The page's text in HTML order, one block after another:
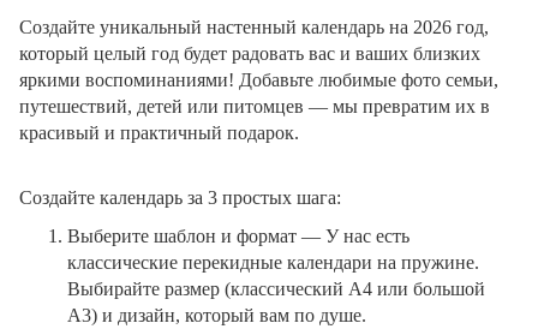
Создайте уникальный настенный календарь на 2026 год,
который целый год будет радовать вас и ваших близких
яркими воспоминаниями! Добавьте любимые фото семьи,
путешествий, детей или питомцев — мы превратим их в
красивый и практичный подарок.
Создайте календарь за 3 простых шага:
Выберите шаблон и формат — У нас есть
классические перекидные календари на пружине.
Выбирайте размер (классический A4 или большой
A3) и дизайн, который вам по душе.